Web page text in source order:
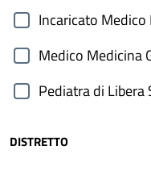
Incaricato
Medico Medicina
Pediatra di Libera
DISTRETTO